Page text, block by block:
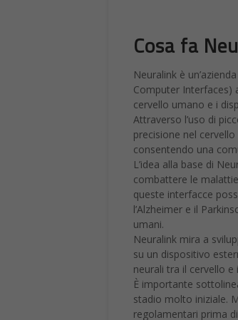
Cosa fa
Neuralink è
Computer Interfaces)
cervello umano e i
Attraverso l’uso di
precisione nel
consentendo una
L’idea alla base di
combattere le
queste interfacce
l’Alzheimer e il
umani.
Neuralink mira a
su un dispositivo
neurali tra il cervello
È importante
stadio molto iniziale.
regolamentari prima